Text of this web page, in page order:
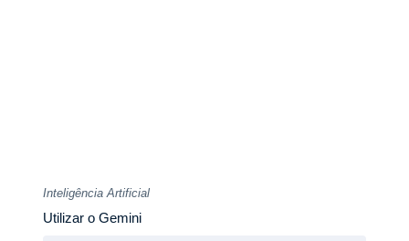
Inteligência Artificial
Utilizar o Gemini